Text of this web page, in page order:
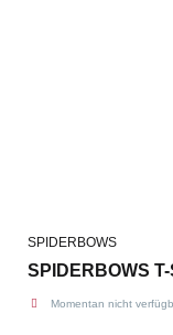
SPIDERBOWS
SPIDERBOWS
Momentan nicht